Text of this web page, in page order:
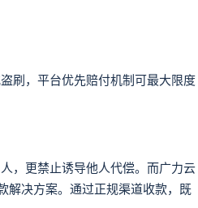
，平台优先赔付机制可最大限度
更禁止诱导他人代偿。而广力云
解决方案。通过正规渠道收款，既